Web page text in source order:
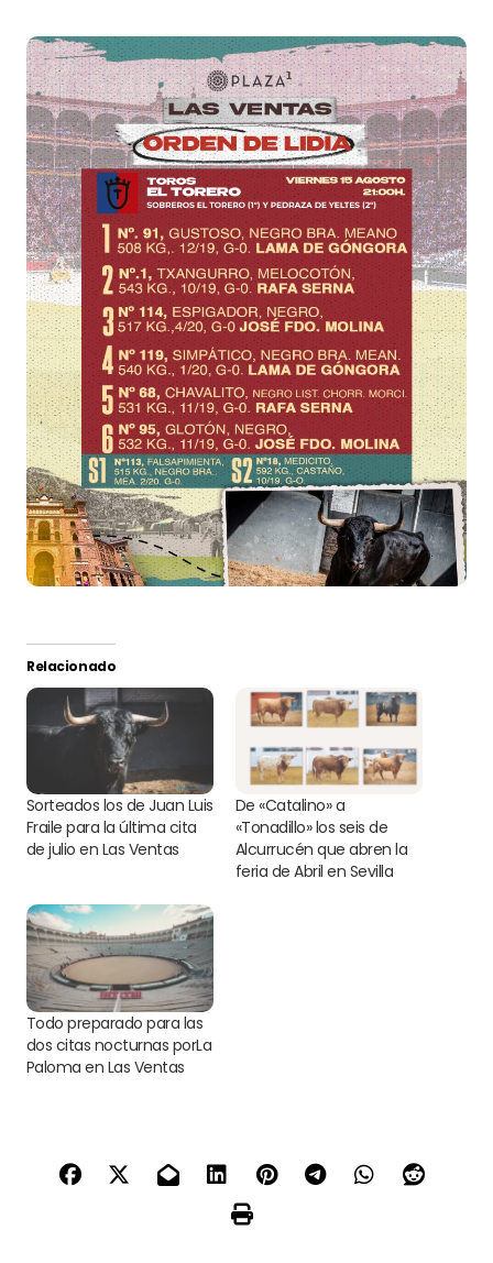
Relacionado
Sorteados los de Juan Luis
Fraile para la última cita
de julio en Las Ventas
De «Catalino» a
«Tonadillo» los seis de
Alcurrucén que abren la
feria de Abril en Sevilla
Todo preparado para las
dos citas nocturnas porLa
Paloma en Las Ventas